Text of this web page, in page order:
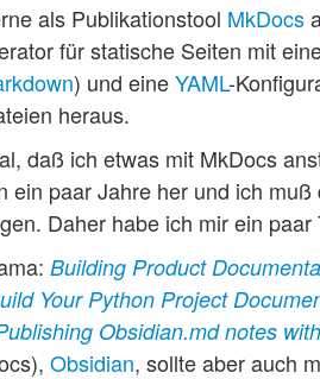
als Publikationstool MkDocs
für statische Seiten mit
) und eineYAML-
heraus.
daß ich etwas mit MkDocs
ein paar Jahre her und ich
Daher habe ich mir ein
Building Product
Your Python Project
Obsidian.md notes
Obsidian, sollte aber auch